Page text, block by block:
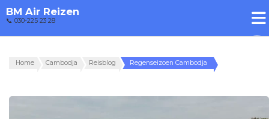
BM Air Reizen
📞 030-225 23 28
Home Cambodja Reisblog Regenseizoen Cambodja